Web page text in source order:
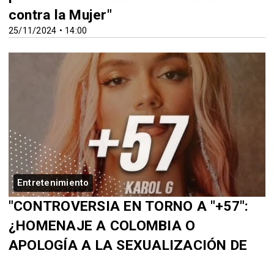
25/11/2024 • 14:00
contra la Mujer"
Entretenimiento
"CONTROVERSIA EN TORNO A "+57":
¿HOMENAJE A COLOMBIA O
APOLOGÍA A LA SEXUALIZACIÓN DE